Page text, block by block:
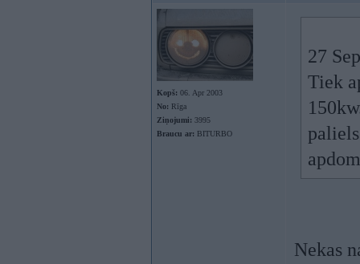
Kopš: 06. Apr 2003
No: Rīga
Ziņojumi: 3995
Braucu ar: BITURBO
27
Tiek
Nekas